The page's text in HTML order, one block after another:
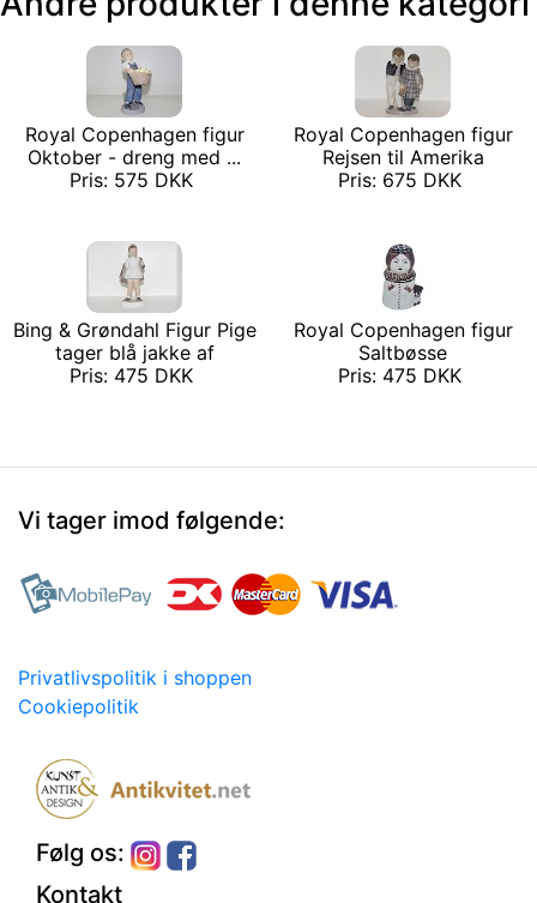
Royal Copenhagen figur
Oktober - dreng med ...
Pris: 575 DKK
Royal Copenhagen figur
Rejsen til Amerika
Pris: 675 DKK
Bing & Grøndahl Figur Pige
tager blå jakke af
Pris: 475 DKK
Royal Copenhagen figur
Saltbøsse
Pris: 475 DKK
Vi tager imod følgende:
Privatlivspolitik i shoppen
Cookiepolitik
Følg os:
Kontakt